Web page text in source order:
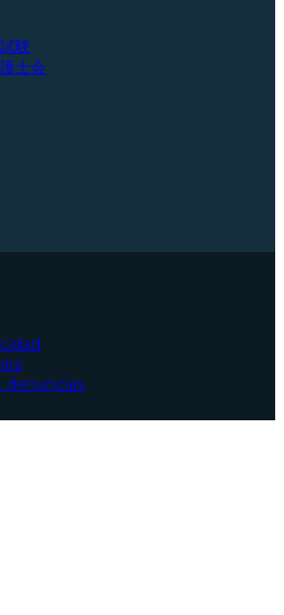
験
士会
イト
国籍取得手続きの弁護士
護士
護士
denuncias